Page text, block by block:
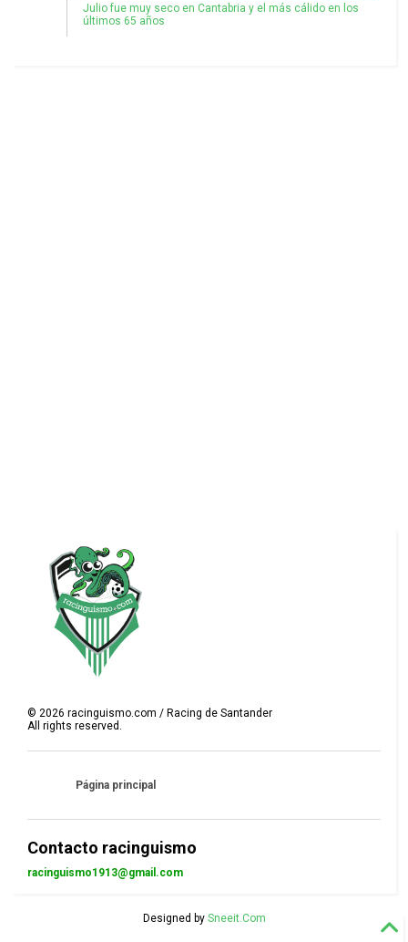
Julio fue muy seco en Cantabria y el más cálido en los
últimos 65 años
© 2026 racinguismo.com / Racing de Santander
All rights reserved.
Página principal
Contacto racinguismo
racinguismo1913@gmail.com
Designed by Sneeit.Com